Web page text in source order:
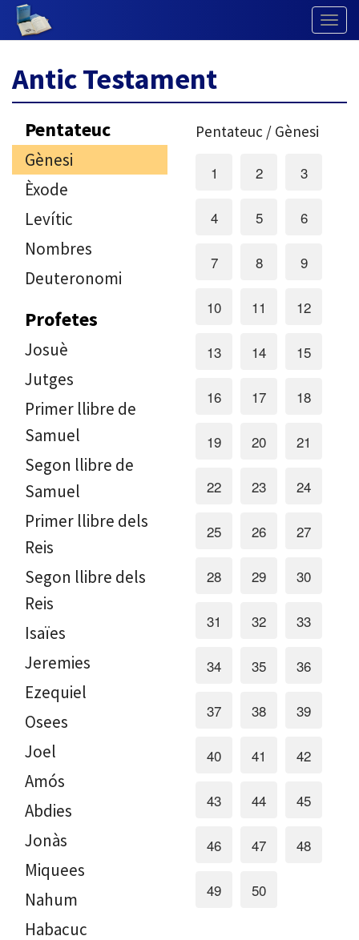
Antic Testament
Pentateuc
Gènesi
Èxode
Levític
Nombres
Deuteronomi
Profetes
Josuè
Jutges
Primer llibre de
Samuel
Segon llibre de
Samuel
Primer llibre dels
Reis
Segon llibre dels
Reis
Isaïes
Jeremies
Ezequiel
Osees
Joel
Amós
Abdies
Jonàs
Miquees
Nahum
Habacuc
Pentateuc / Gènesi
1 2 3
4 5 6
7 8 9
10 11 12
13 14 15
16 17 18
19 20 21
22 23 24
25 26 27
28 29 30
31 32 33
34 35 36
37 38 39
40 41 42
43 44 45
46 47 48
49 50